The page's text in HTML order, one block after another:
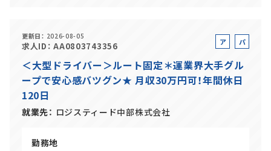
更新日 2026-08-05
求人ID AA0803743356
ア
バ
イ
パ
ト
＜大型ドライバー＞ルート固定＊運業界大手グル
ープで安心感バツグン★ 月収30万円可！年間休日
120日
就業先 ロジスティード中部株式会社
勤務地